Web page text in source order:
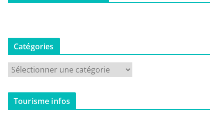
Catégories
a
t
Tourisme infos